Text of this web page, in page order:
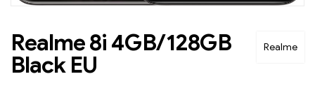
Realme
Realme 8i 4GB/128GB
Black EU